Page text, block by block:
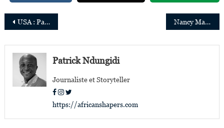
Navigation
de
l’article
USA : Pascal Siakam élu « Most improved player » de la NBA Nancy Matimu,nouvelle Vice-présidente de MasterCard Afrique
Patrick Ndungidi
Journaliste et Storyteller
https://africanshapers.com